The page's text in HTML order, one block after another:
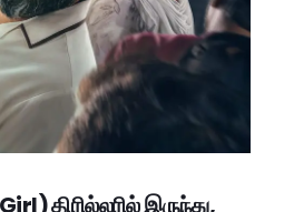
திரில்லரில் இருந்து,